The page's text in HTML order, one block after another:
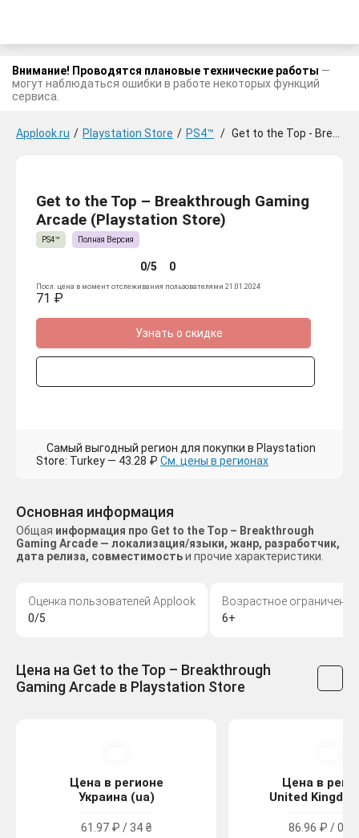
Внимание! Проводятся плановые технические работы —
могут наблюдаться ошибки в работе некоторых функций
сервиса.
Applook.ru / Playstation Store / PS4™ / Get to the Top - Breakthrough Gaming Arcade
Get to the Top – Breakthrough Gaming
Arcade (Playstation Store)
PS4™ Полная Версия
0/5 0
Посл. цена в момент отслеживания пользователями 21.01.2024
71 ₽
Узнать о скидке
Самый выгодный регион для покупки в Playstation
Store: Turkey — 43.28 ₽ См. цены в регионах
Основная информация
Общая информация про Get to the Top – Breakthrough
Gaming Arcade — локализация/языки, жанр, разработчик,
дата релиза, совместимостьи прочие характеристики.
Оценка пользователей Applook
0/5
Возрастное ограничение
6+
Цена на Get to the Top – Breakthrough
Gaming Arcade в Playstation Store
Цена в регионе
Украина (ua)
61.97 ₽ / 34 ₴
Цена в
United
86.96 ₽ /